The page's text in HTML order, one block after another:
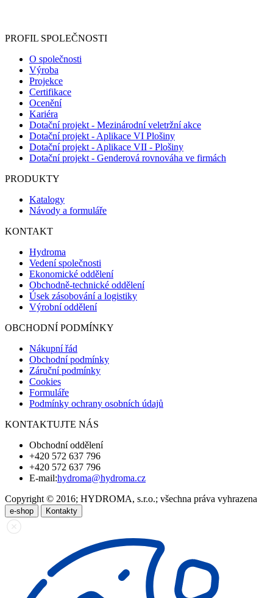
PROFIL SPOLEČNOSTI
O společnosti
Výroba
Projekce
Certifikace
Ocenění
Kariéra
Dotační projekt - Mezinárodní veletržní akce
Dotační projekt - Aplikace VI Plošiny
Dotační projekt - Aplikace VII - Plošiny
Dotační projekt - Genderová rovnováha ve firmách
PRODUKTY
Katalogy
Návody a formuláře
KONTAKT
Hydroma
Vedení společnosti
Ekonomické oddělení
Obchodně-technické oddělení
Úsek zásobování a logistiky
Výrobní oddělení
OBCHODNÍ PODMÍNKY
Nákupní řád
Obchodní podmínky
Záruční podmínky
Cookies
Formuláře
Podmínky ochrany osobních údajů
KONTAKTUJTE NÁS
Obchodní oddělení
+420 572 637 796
+420 572 637 796
E-mail:hydroma@hydroma.cz
Copyright © 2016; HYDROMA, s.r.o.; všechna práva vyhrazena
e-shop Kontakty